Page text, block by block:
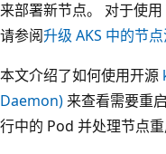
来部署新节点。 对于使
请参阅升级 AKS 中的节
本文介绍了如何使用开源
Daemon) 来查看需要重
行中的 Pod 并处理节点重